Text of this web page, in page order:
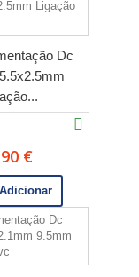
Dc
€
Adicionar